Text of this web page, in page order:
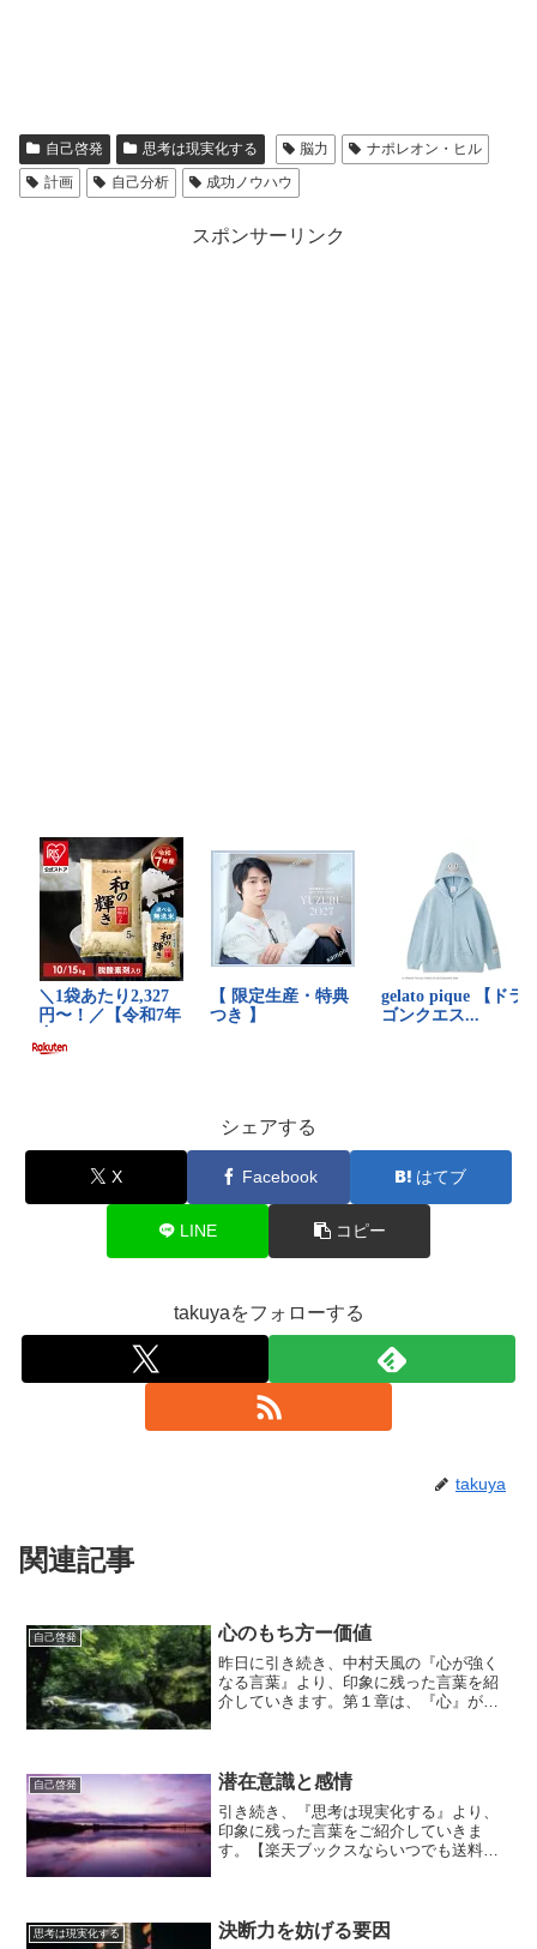
自己啓発 思考は現実化する 脳力
ナポレオン・ヒル
計画
自己分析 成功ノウハウ
スポンサーリンク
シェアする
X Facebook はてブ
LINE コピー
takuyaをフォローする
takuya
関連記事
自己啓発 心のもち方ー価値
昨日に引き続き、中村天風の『心が強く
なる言葉』より、印象に残った言葉を紹
介していきます。第１章は、『心』がテ
げているだけに、心のもち...
自己啓発 潜在意識と感情
引き続き、『思考は現実化する』より、
印象に残った言葉をご紹介していきま
す。【楽天ブックスならいつでも送料無
うな強い感情と結びついた...
思考は現実化する 決断力を妨げる要因